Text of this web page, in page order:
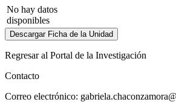
No hay datos
disponibles
Descargar Ficha de la Unidad
Regresar al Portal de la Investigación
Contacto
Correo electrónico: